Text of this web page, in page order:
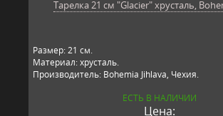
Тарелка 21 см "Glacier" хрусталь,
Размер: 21 см.
Материал: хрусталь.
Производитель: Bohemia Jihlava, Чехия.
ЕСТЬ В НАЛИЧИИ
Цена: